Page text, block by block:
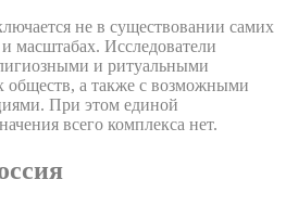
не в существовании самих
масштабах. Исследователи
и ритуальными
обществ, а также с возможными
При этом единой
всего комплекса нет.